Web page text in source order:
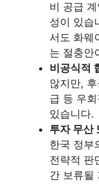
비 공급
성이 있습
서도 화웨
는 절충안
비공식적
않지만,
급 등 우
있습니다.
투자 무산
한국 정부
전략적 판
간 보류될